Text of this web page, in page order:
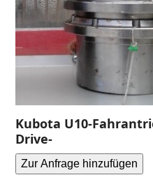
Kubota U10-
Drive-
Zur Anfrage hinzufügen